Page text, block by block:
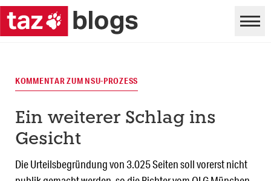
KOMMENTAR ZUM NSU-PROZESS
Ein weiterer Schlag ins
Gesicht
Die Urteilsbegründung von 3.025 Seiten soll vorerst nicht